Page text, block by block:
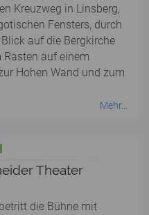
Kreuzweg in Linsberg,
Fensters, durch
auf die Bergkirche
auf einem
Hohen Wand und zum
Mehr...
Theater
die Bühne mit